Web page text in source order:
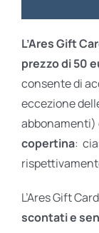
L’Ares Gift
prezzo di 50
consente di
eccezione
abbonamenti)
copertina:
L’Ares Gift
scontati e